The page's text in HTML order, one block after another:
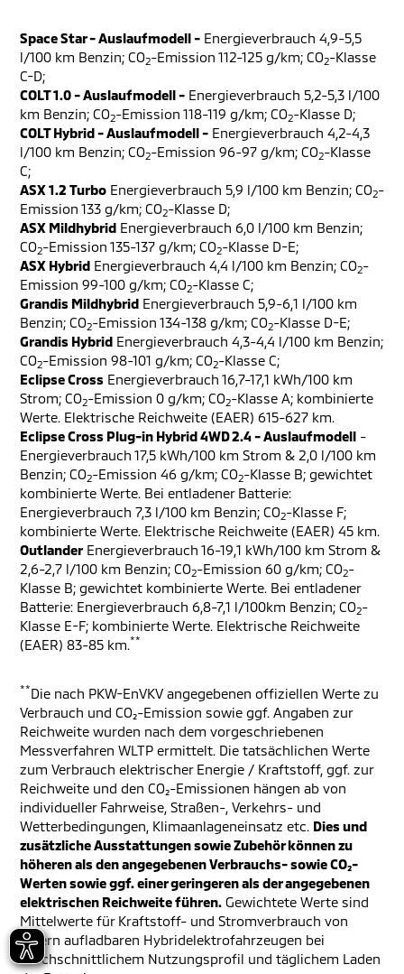
Space Star - Auslaufmodell - Energieverbrauch 4,9-5,5
l/100 km Benzin; CO2-Emission 112-125 g/km; CO2-Klasse
C-D;
COLT 1.0 - Auslaufmodell - Energieverbrauch 5,2-5,3 l/100
km Benzin; CO2-Emission 118-119 g/km; CO2-Klasse D;
COLT Hybrid - Auslaufmodell - Energieverbrauch 4,2-4,3
l/100 km Benzin; CO2-Emission 96-97 g/km; CO2-Klasse
C;
ASX 1.2 Turbo Energieverbrauch 5,9 l/100 km Benzin; CO2-
Emission 133 g/km; CO2-Klasse D;
ASX Mildhybrid Energieverbrauch 6,0 l/100 km Benzin;
CO2-Emission 135-137 g/km; CO2-Klasse D-E;
ASX Hybrid Energieverbrauch 4,4 l/100 km Benzin; CO2-
Emission 99-100 g/km; CO2-Klasse C;
Grandis Mildhybrid Energieverbrauch 5,9-6,1 l/100 km
Benzin; CO2-Emission 134-138 g/km; CO2-Klasse D-E;
Grandis Hybrid Energieverbrauch 4,3-4,4 l/100 km Benzin;
CO2-Emission 98-101 g/km; CO2-Klasse C;
Eclipse Cross Energieverbrauch 16,7-17,1 kWh/100 km
Strom; CO2-Emission 0 g/km; CO2-Klasse A; kombinierte
Werte. Elektrische Reichweite (EAER) 615-627 km.
Eclipse Cross Plug-in Hybrid 4WD 2.4 - Auslaufmodell -
Energieverbrauch 17,5 kWh/100 km Strom & 2,0 l/100 km
Benzin; CO2-Emission 46 g/km; CO2-Klasse B; gewichtet
kombinierte Werte. Bei entladener Batterie:
Energieverbrauch 7,3 l/100 km Benzin; CO2-Klasse F;
kombinierte Werte. Elektrische Reichweite (EAER) 45 km.
Outlander Energieverbrauch 16-19,1 kWh/100 km Strom &
2,6-2,7 l/100 km Benzin; CO2-Emission 60 g/km; CO2-
Klasse B; gewichtet kombinierte Werte. Bei entladener
Batterie: Energieverbrauch 6,8-7,1 l/100km Benzin; CO2-
Klasse E-F; kombinierte Werte. Elektrische Reichweite
(EAER) 83-85 km.**
**Die nach PKW-EnVKV angegebenen offiziellen Werte zu
Verbrauch und CO₂-Emission sowie ggf. Angaben zur
Reichweite wurden nach dem vorgeschriebenen
Messverfahren WLTP ermittelt. Die tatsächlichen Werte
zum Verbrauch elektrischer Energie / Kraftstoff, ggf. zur
Reichweite und den CO₂-Emissionen hängen ab von
individueller Fahrweise, Straßen-, Verkehrs- und
Wetterbedingungen, Klimaanlageneinsatz etc. Dies und
zusätzliche Ausstattungen sowie Zubehör können zu
höheren als den angegebenen Verbrauchs- sowie CO₂-
Werten sowie ggf. einer geringeren als der angegebenen
elektrischen Reichweite führen. Gewichtete Werte sind
Mittelwerte für Kraftstoff- und Stromverbrauch von
extern aufladbaren Hybridelektrofahrzeugen bei
durchschnittlichem Nutzungsprofil und täglichem Laden